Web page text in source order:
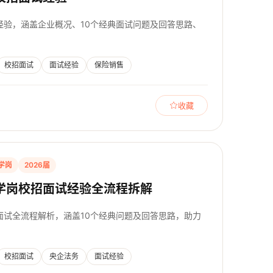
，涵盖企业概况、10个经典面试问题及回答思路、
校招面试 面试经验 保险销售
收藏
岗 2026届
岗校招面试经验全流程拆解
全流程解析，涵盖10个经典问题及回答思路，助力
校招面试 央企法务 面试经验